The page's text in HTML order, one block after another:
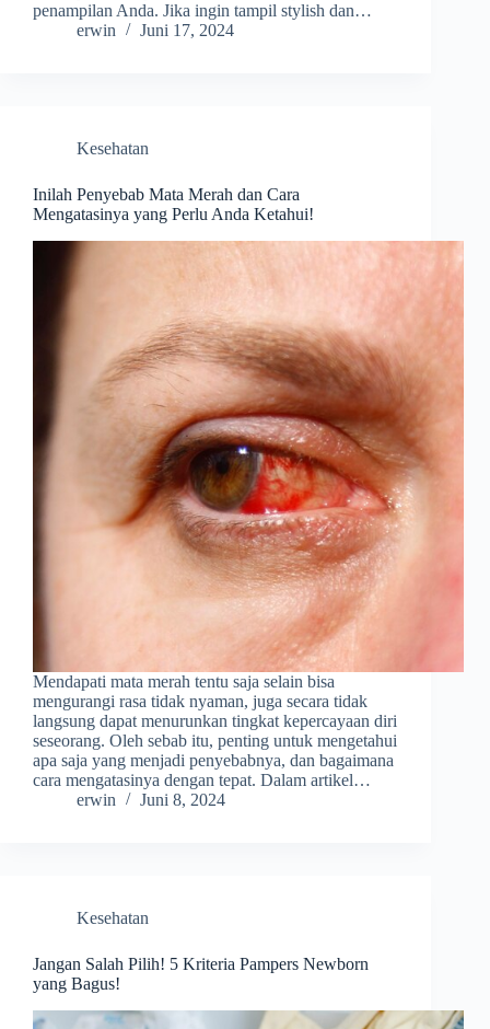
penampilan Anda. Jika ingin tampil stylish dan…
erwin
Juni 17, 2024
Kesehatan
Inilah Penyebab Mata Merah dan Cara
Mengatasinya yang Perlu Anda Ketahui!
Mendapati mata merah tentu saja selain bisa
mengurangi rasa tidak nyaman, juga secara tidak
langsung dapat menurunkan tingkat kepercayaan diri
seseorang. Oleh sebab itu, penting untuk mengetahui
apa saja yang menjadi penyebabnya, dan bagaimana
cara mengatasinya dengan tepat. Dalam artikel…
erwin
Juni 8, 2024
Kesehatan
Jangan Salah Pilih! 5 Kriteria Pampers Newborn
yang Bagus!